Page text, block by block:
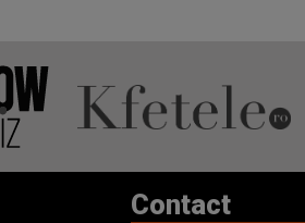
Contact